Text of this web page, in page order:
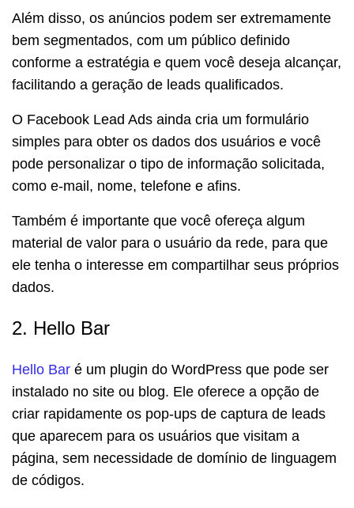
Além disso, os anúncios podem ser extremamente
bem segmentados, com um público definido
conforme a estratégia e quem você deseja alcançar,
facilitando a geração de leads qualificados.
O Facebook Lead Ads ainda cria um formulário
simples para obter os dados dos usuários e você
pode personalizar o tipo de informação solicitada,
como e-mail, nome, telefone e afins.
Também é importante que você ofereça algum
material de valor para o usuário da rede, para que
ele tenha o interesse em compartilhar seus próprios
dados.
2. Hello Bar
Hello Bar é um plugin do WordPress que pode ser
instalado no site ou blog. Ele oferece a opção de
criar rapidamente os pop-ups de captura de leads
que aparecem para os usuários que visitam a
página, sem necessidade de domínio de linguagem
de códigos.